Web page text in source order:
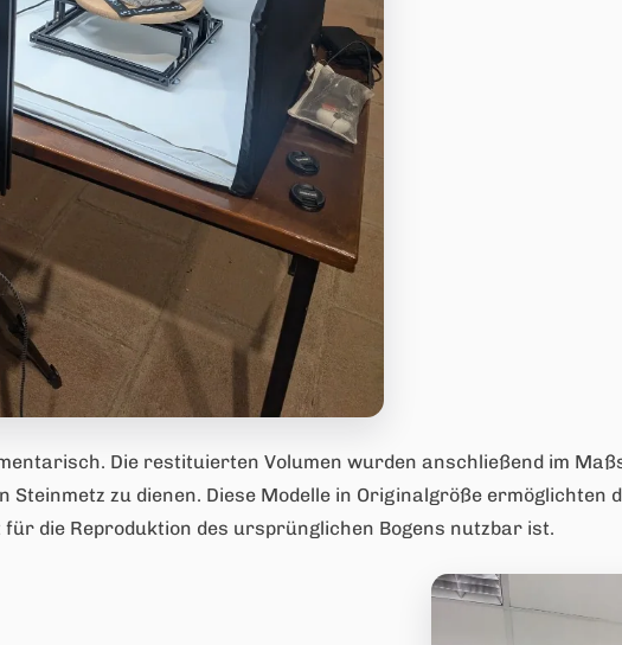
Die restituierten Volumen wurden anschließend im
Steinmetz zu dienen. Diese Modelle in Originalgröße ermöglichten
die Reproduktion des ursprünglichen Bogens nutzbar ist.